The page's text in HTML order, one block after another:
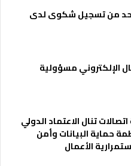
من تسجيل شكوى لدى
الإلكتروني مسؤولية
تنال الاعتماد الدولي
حماية البيانات وأمن
الأعمال